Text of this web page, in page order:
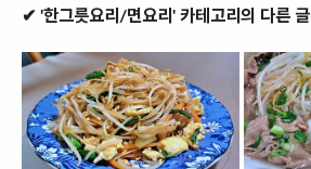
✔ '한그릇요리/면요리' 카테고리의 다른 글